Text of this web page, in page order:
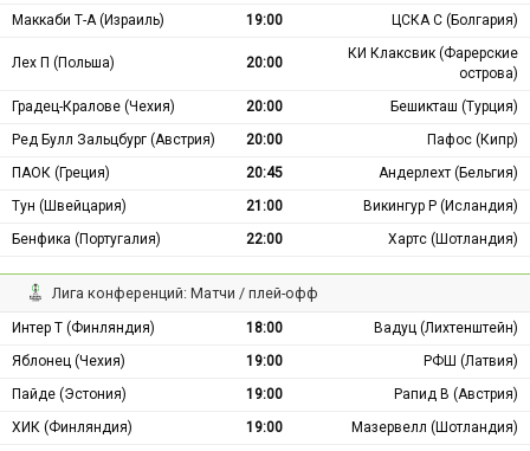
Маккаби Т-А (Израиль)
19:00 ЦСКА С (Болгария)
Лех П (Польша) 20:00
КИ Клаксвик (Фарерские
острова)
Градец-Кралове (Чехия)
20:00
Бешикташ (Турция)
Ред Булл Зальцбург (Австрия)
20:00
Пафос (Кипр)
ПАОК (Греция)
20:45
Андерлехт (Бельгия)
Тун (Швейцария)
21:00
Викингур Р (Исландия)
Бенфика (Португалия)
22:00 Хартс (Шотландия)
Лига конференций: Матчи / плей-офф
Интер Т (Финляндия) 18:00
Вадуц (Лихтенштейн)
Яблонец (Чехия)
19:00
РФШ (Латвия)
Пайде (Эстония)
19:00
Рапид В (Австрия)
ХИК (Финляндия)
19:00
Мазервелл (Шотландия)